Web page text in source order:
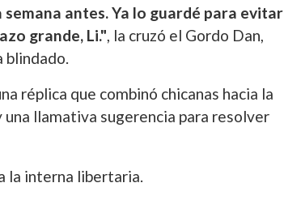
antes. Ya lo guardé para evitar
grande, Li.", la cruzó el Gordo Dan,
blindado.
réplica que combinó chicanas hacia la
llamativa sugerencia para resolver